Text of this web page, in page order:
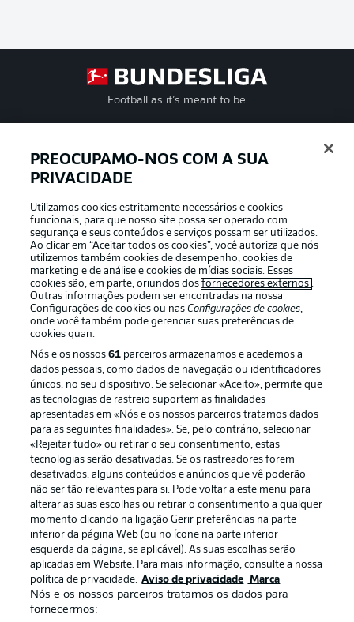
Football as it’s meant to be
APLICATIVO DA BUNDESLIGA
Oferecido por
Publicidade Avisos legais
Gerir preferências Aviso de privacidade
Trabalhe conosco
Marca Contato
Jogadores
PREOCUPAMO-NOS COM A SUA
PRIVACIDADE
Utilizamos cookies estritamente necessários e cookies
funcionais, para que nosso site possa ser operado com
segurança e seus conteúdos e serviços possam ser utilizados.
Ao clicar em “Aceitar todos os cookies”, você autoriza que nós
utilizemos também cookies de desempenho, cookies de
marketing e de análise e cookies de mídias sociais. Esses
cookies são, em parte, oriundos dosfornecedores externos .
Outras informações podem ser encontradas na nossa
Configurações de cookiesou nasConfigurações de cookies,
onde você também pode gerenciar suas preferências de
cookies quan.
Nós e os nossos61 parceiros armazenamos e acedemos a
dados pessoais, como dados de navegação ou identificadores
únicos, no seu dispositivo. Se selecionar «Aceito», permite que
as tecnologias de rastreio suportem as finalidades
apresentadas em «Nós e os nossos parceiros tratamos dados
para as seguintes finalidades». Se, pelo contrário, selecionar
«Rejeitar tudo» ou retirar o seu consentimento, estas
tecnologias serão desativadas. Se os rastreadores forem
desativados, alguns conteúdos e anúncios que vê poderão
não ser tão relevantes para si. Pode voltar a este menu para
alterar as suas escolhas ou retirar o consentimento a qualquer
momento clicando na ligação Gerir preferências na parte
inferior da página Web (ou no ícone na parte inferior
esquerda da página, se aplicável). As suas escolhas serão
aplicadas em Website. Para mais informação, consulte a nossa
política de privacidade. Aviso de privacidade Marca
Nós e os nossos parceiros tratamos os dados para
fornecermos: